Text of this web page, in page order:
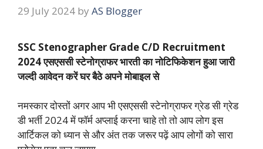
29 July 2024 by AS Blogger
SSC Stenographer Grade C/D Recruitment
2024 एसएससी स्टेनोग्राफर भारती का नोटिफिकेशन हुआ जारी
जल्दी आवेदन करें घर बैठे अपने मोबाइल से
नमस्कार दोस्तों अगर आप भी एसएससी स्टेनोग्राफर ग्रेड सी ग्रेड
डी भर्ती 2024 में फॉर्म अप्लाई करना चाहे तो तो आप लोग इस
आर्टिकल को ध्यान से और अंत तक जरूर पढ़ें आप लोगों को सारा